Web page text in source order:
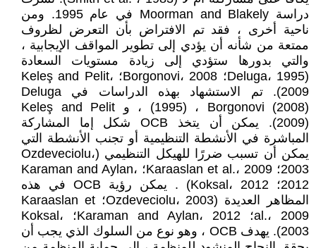
دراسة Moorman and Blakely في عام 1995. ومن
ناحية أخرى ، فقد تم الافتراض بأن التعرض لظروف
ممتعة من شأنه أن يؤدي إلى تطوير المواقف الإيجابية ،
والتي بدورها ستؤدي إلى زيادة مستويات السعادة
(Deluga، 1995؛ Borgonovi، 2008؛ Keleş and Pelit،
2009). تم الاستشهاد بهذه الدراسات في Deluga
(1995) ، Borgonovi (2008) ، و Keleş and Pelit
(2009). يمكن أن يتخذ OCB شكل إما المشاركة
المباشرة في الأنشطة التنظيمية أو تجنب الأنشطة التي
يمكن أن تسبب ضررًا للهيكل التنظيمي (Ozdeveciolu،
2003؛ Karaaslan et al.، 2009؛ Karaman and Aylan،
2012؛ Koksal، 2012) . يمكن رؤية OCB في هذه
المظاهر العديدة (Ozdeveciolu، 2003؛ Karaaslan et
al.، 2009؛ Karaman and Aylan، 2012؛ Koksal،
2003). يهدف OCB ، وهو نوع من السلوك الذي يجب أن